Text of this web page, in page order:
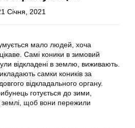
Січня, 2021
мало людей, хоча
Самі коники в зимовий
відкладені в землю, виживають.
самки коників за
відкладального органу.
готується до зими,
щоб вони пережили